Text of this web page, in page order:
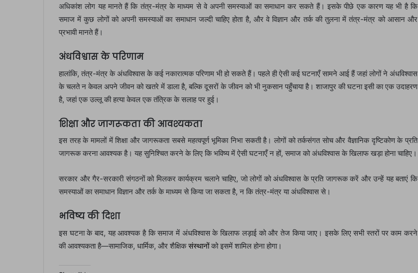
अधिकांश लोग यह मानते हैं कि तंत्र-मंत्र के माध्यम से वे अपनी समस्याओं का समाधान कर सकते हैं। इसके पीछे एक कारण यह भी है कि
समाज में कुछ लोगों को अपनी समस्याओं का समाधान जल्दी चाहिए होता है, और वे विज्ञान और तर्क की तुलना में तंत्र-मंत्र को आसान और
प्रभावी मानते हैं।
अंधविश्वास के परिणाम
हालांकि, तंत्र-मंत्र के अंधविश्वास के कई नकारात्मक परिणाम भी हो सकते हैं। पहले ही ऐसी कई घटनाएँ सामने आई हैं जहां लोगों ने अंधविश्वास
के चलते न केवल अपने जीवन को खतरे में डाला है, बल्कि दूसरों के जीवन को भी नुकसान पहुँचाया है। शाजापुर की घटना इसी का एक उदाहरण
है, जहां एक उल्लू की हत्या केवल एक तंत्रिक के सलाह पर हुई।
शिक्षा और जागरूकता की आवश्यकता
इस तरह के मामलों में शिक्षा और जागरूकता सबसे महत्वपूर्ण भूमिका निभा सकती है। लोगों को तर्कसंगत सोच और वैज्ञानिक दृष्टिकोण के प्रति
जागरूक करना आवश्यक है। यह सुनिश्चित करने के लिए कि भविष्य में ऐसी घटनाएँ न हों, समाज को अंधविश्वास के खिलाफ खड़ा होना चाहिए।
सरकार और गैर-सरकारी संगठनों को मिलकर कार्यक्रम चलाने चाहिए, जो लोगों को अंधविश्वास के प्रति जागरूक करें और उन्हें यह बताएं कि
समस्याओं का समाधान विज्ञान और तर्क के माध्यम से किया जा सकता है, न कि तंत्र-मंत्र या अंधविश्वास से।
भविष्य की दिशा
इस घटना के बाद, यह आवश्यक है कि समाज में अंधविश्वास के खिलाफ लड़ाई को और तेज किया जाए। इसके लिए सभी स्तरों पर काम करने
की आवश्यकता है—सामाजिक, धार्मिक, और शैक्षिकसंस्थानोंको इसमें शामिल होना होगा।